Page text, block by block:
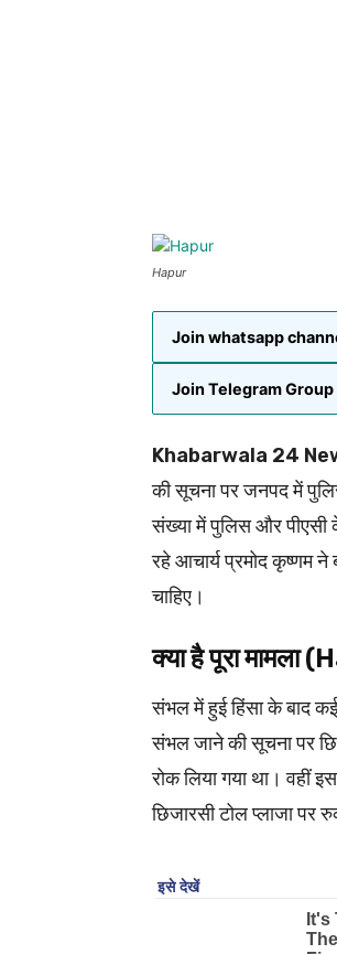
Hapur
Join whatsapp
Join Telegram Group
Khabarwala 24
की सूचना पर जनपद में
संख्या में पुलिस और पीएसी
रहे आचार्य प्रमोद कृष्णम ने
चाहिए।
क्या है पूरा मामला
संभल में हुई हिंसा के बाद कई
संभल जाने की सूचना पर
रोक लिया गया था। वहीं
छिजारसी टोल प्लाजा पर